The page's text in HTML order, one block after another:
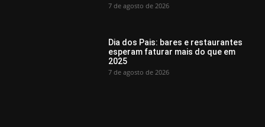
7 de agosto de 2026
Dia dos Pais: bares e restaurantes
esperam faturar mais do que em
2025
7 de agosto de 2026